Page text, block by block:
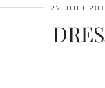
27 JULI